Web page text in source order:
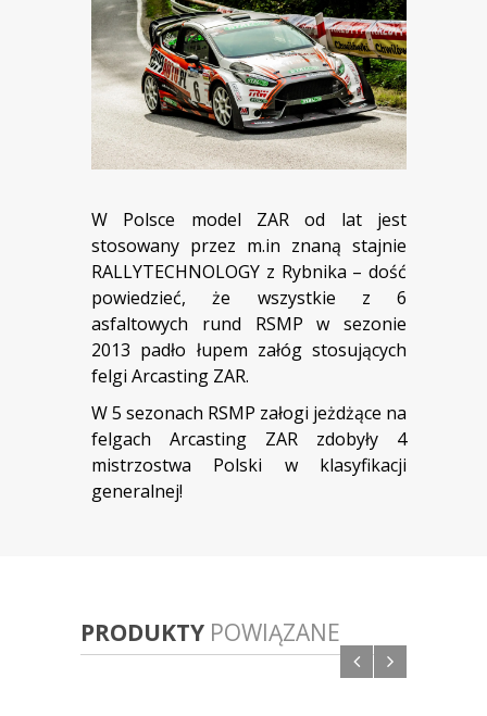
W Polsce model ZAR od lat jest
stosowany przez m.in znaną stajnie
RALLYTECHNOLOGY z Rybnika – dość
powiedzieć, że wszystkie z 6
asfaltowych rund RSMP w sezonie
2013 padło łupem załóg stosujących
felgi Arcasting ZAR.
W 5 sezonach RSMP załogi jeżdżące na
felgach Arcasting ZAR zdobyły 4
mistrzostwa Polski w klasyfikacji
generalnej!
PRODUKTY POWIĄZANE